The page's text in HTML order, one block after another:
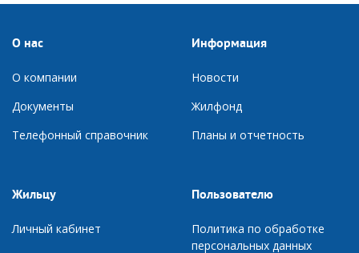
О нас
О компании
Документы
Телефонный справочник
Информация
Новости
Жилфонд
Планы и отчетность
Жильцу
Личный кабинет
Пользователю
Политика по обработке
персональных данных